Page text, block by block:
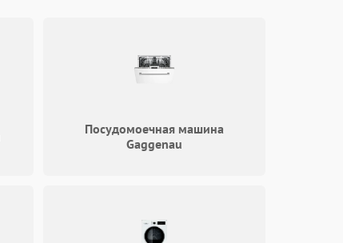
Подробнее →
Посудомоечная машина
Gaggenau